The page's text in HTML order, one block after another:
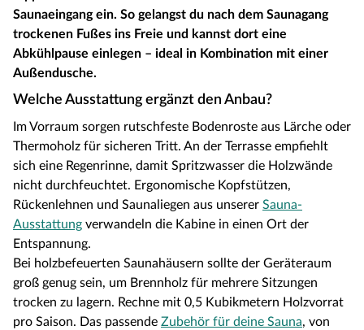
Saunaeingang ein. So gelangst du nach dem Saunagang
trockenen Fußes ins Freie und kannst dort eine
Abkühlpause einlegen – ideal in Kombination mit einer
Außendusche.
Welche Ausstattung ergänzt den Anbau?
Im Vorraum sorgen rutschfeste Bodenroste aus Lärche oder
Thermoholz für sicheren Tritt. An der Terrasse empfiehlt
sich eine Regenrinne, damit Spritzwasser die Holzwände
nicht durchfeuchtet. Ergonomische Kopfstützen,
Rückenlehnen und Saunaliegen aus unserer Sauna-
Ausstattung verwandeln die Kabine in einen Ort der
Entspannung.
Bei holzbefeuerten Saunahäusern sollte der Geräteraum
groß genug sein, um Brennholz für mehrere Sitzungen
trocken zu lagern. Rechne mit 0,5 Kubikmetern Holzvorrat
pro Saison. Das passende Zubehör für deine Sauna, von